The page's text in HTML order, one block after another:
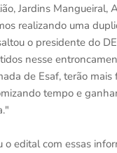
Jardins Mangueiral,
realizando uma
o presidente do
nesse
de Esaf, terão mais
tempo e
o edital com essas